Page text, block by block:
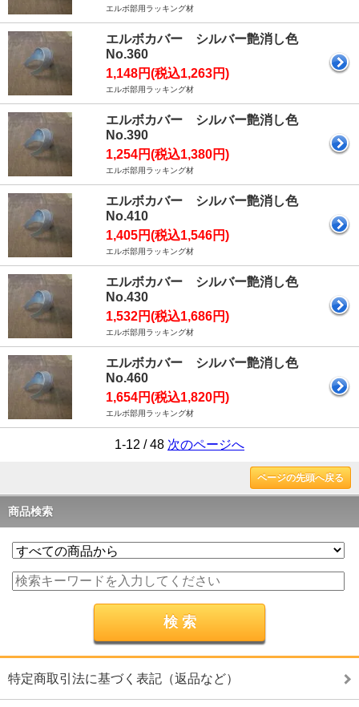
エルボ部用ラッキング材
エルボカバー シルバー艶消し色
No.360
1,148円(税込1,263円)
エルボ部用ラッキング材
エルボカバー シルバー艶消し色
No.390
1,254円(税込1,380円)
エルボ部用ラッキング材
エルボカバー シルバー艶消し色
No.410
1,405円(税込1,546円)
エルボ部用ラッキング材
エルボカバー シルバー艶消し色
No.430
1,532円(税込1,686円)
エルボ部用ラッキング材
エルボカバー シルバー艶消し色
No.460
1,654円(税込1,820円)
エルボ部用ラッキング材
1-12 / 48 次のページへ
ページの先頭へ戻る
商品検索
特定商取引法に基づく表記（返品など）